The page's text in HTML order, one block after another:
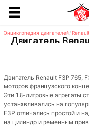
Энциклопедия двигателей/ Renault
Двигатель
Двигатель Renault F3P 765,
моторов французского
Эти 1.8-литровые агрегаты
устанавливались на
F3P отличались простой и
на цилиндр и ременным